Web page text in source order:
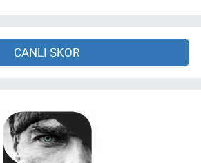
CANLI SKOR